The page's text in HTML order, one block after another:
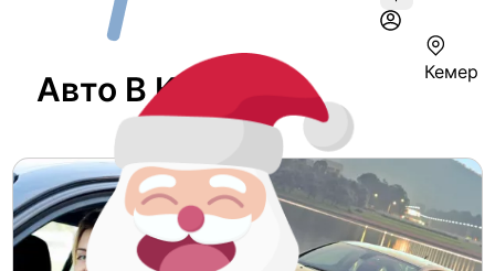
Кемер
Авто В Кемере